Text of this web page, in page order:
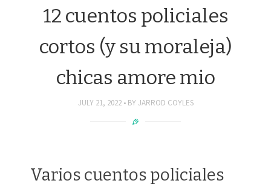
12 cuentos policiales
cortos (y su moraleja)
chicas amore mio
JULY 21, 2022 BY JARROD COYLES
Varios cuentos policiales